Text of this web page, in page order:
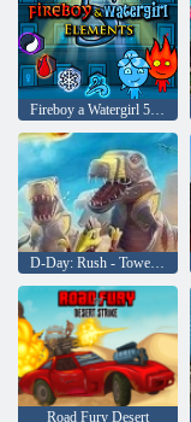
Fireboy a Watergirl 5: prvky
D-Day: Rush - Tower Defense
Road Fury Desert